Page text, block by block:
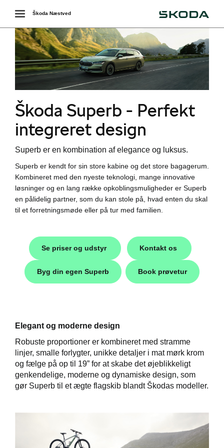
Toggle
navigation
Škoda Næstved
Škoda Superb - Perfekt
integreret design
Superb er en kombination af elegance og luksus.
Superb er kendt for sin store kabine og det store bagagerum.
Kombineret med den nyeste teknologi, mange innovative
løsninger og en lang række opkoblingsmuligheder er Superb
en pålidelig partner, som du kan stole på, hvad enten du skal
til et forretningsmøde eller på tur med familien.
Se priser og udstyr Kontakt os
Byg din egen Superb Book prøvetur
Elegant og moderne design
Robuste proportioner er kombineret med stramme
linjer, smalle forlygter, unikke detaljer i mat mørk krom
og fælge på op til 19” for at skabe det øjeblikkeligt
genkendelige, moderne og dynamiske design, som
gør Superb til et ægte flagskib blandt Škodas modeller.